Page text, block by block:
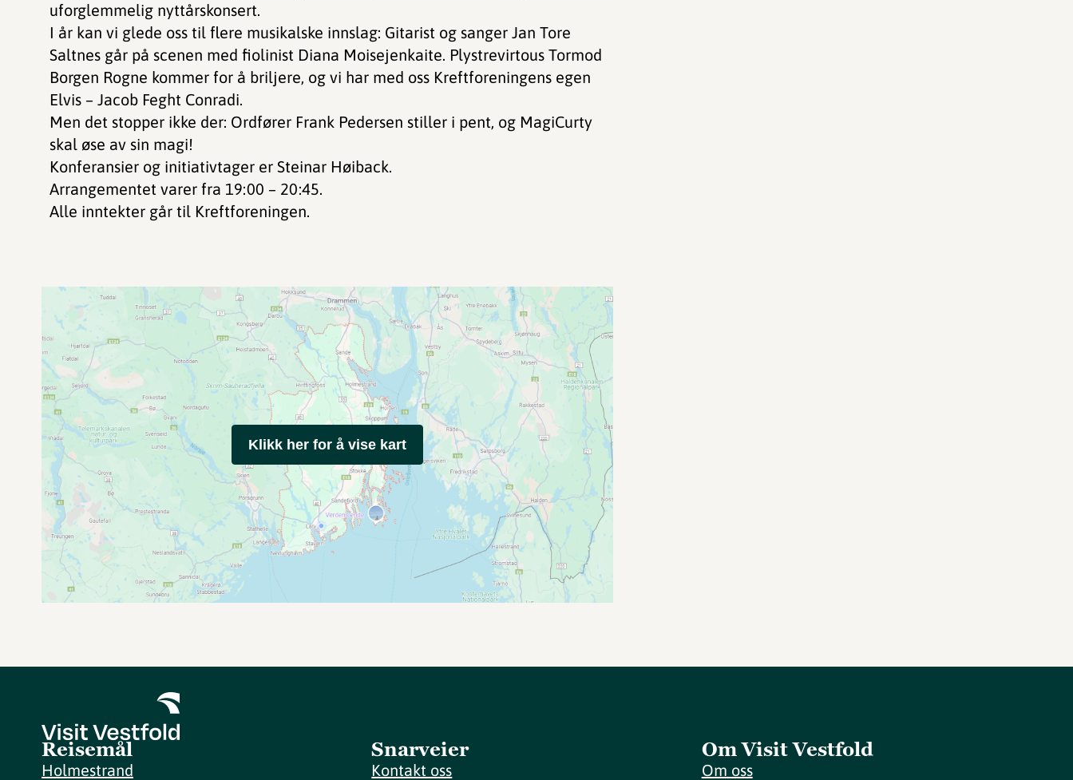
uforglemmelig nyttårskonsert.
I år kan vi glede oss til flere musikalske innslag: Gitarist og sanger Jan Tore
Saltnes går på scenen med fiolinist Diana Moisejenkaite. Plystrevirtous Tormod
Borgen Rogne kommer for å briljere, og vi har med oss Kreftforeningens egen
Elvis – Jacob Feght Conradi.
Men det stopper ikke der: Ordfører Frank Pedersen stiller i pent, og MagiCurty
skal øse av sin magi!
Konferansier og initiativtager er Steinar Høiback.
Arrangementet varer fra 19:00 – 20:45.
Alle inntekter går til Kreftforeningen.
Klikk her for å vise kart
Reisemål
Holmestrand
Snarveier
Kontakt oss
Om Visit Vestfold
Om oss